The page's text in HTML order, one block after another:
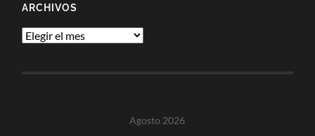
ARCHIVOS
Archivos
Agosto 2026